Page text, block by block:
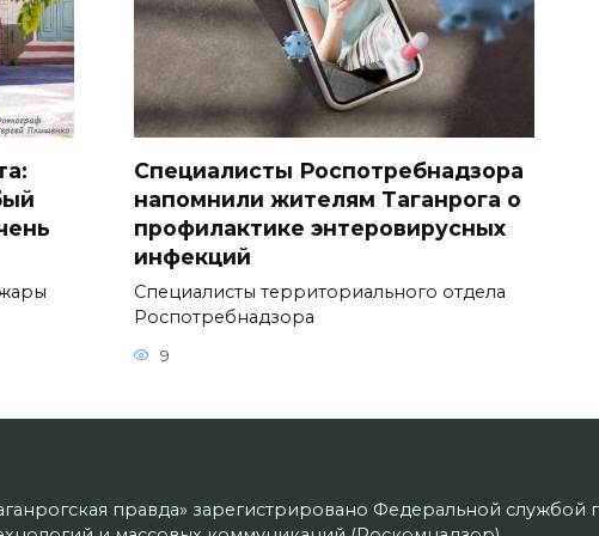
Специалисты Роспотребнадзора
напомнили жителям Таганрога о
профилактике энтеровирусных
инфекций
Специалисты территориального отдела
Роспотребнадзора
9
правда» зарегистрировано Федеральной службой